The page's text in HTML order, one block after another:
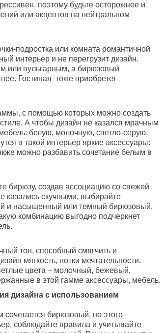
поэтому будьте осторожнее и
или акцентов на нейтральном
подростка или комната романтичной
интерьер и не перегрузит дизайн.
или вульгарным, а бирюзовый
Гостиная тоже приобретет
с помощью которых можно создать
А чтобы дизайн не казался мрачным
белую, молочную, светло-серую,
в такой интерьер яркие аксессуары:
можно разбавить сочетание белым в
бирюзу, создав ассоциацию со свежей
казались скучными, выбирайте
и насыщенный или темный бирюзовый,
комбинацию выгодно подчеркнет
тон, способный смягчить и
мягкость, нотки мечтательности.
цвета – молочный, бежевый,
в этой гамме аксессуары, мебель.
дизайна с использованием
сочетается бирюзовый, но этого
соблюдайте правила и учитывайте